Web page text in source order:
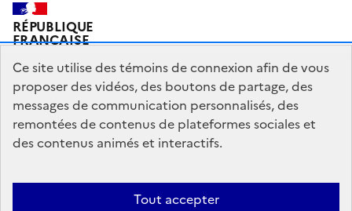
RÉPUBLIQUE
FRANÇAISE
Plan du site Mentions légales Qui sommes-nous ?
Partagez votre expérience pour améliorer les services
Accessibilité : partiellement conforme
Ce site utilise des témoins de connexion afin de vous
proposer des vidéos, des boutons de partage, des
messages de communication personnalisés, des
remontées de contenus de plateformes sociales et
des contenus animés et interactifs.
Tout accepter